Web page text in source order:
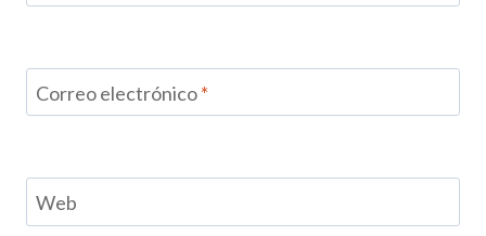
Correo electrónico*
Web